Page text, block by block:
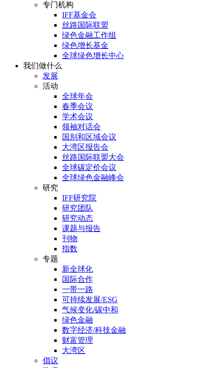
专门机构
IFF基金会
丝路国际联盟
绿色金融工作组
绿色增长基金
全球绿色增长中心
我们做什么
发展
活动
全球年会
春季会议
学术会议
领袖对话会
国别和区域会议
大湾区报告会
丝路国际联盟大会
全球碳定价会议
全球绿色金融峰会
研究
IFF研究院
研究团队
研究动态
课题与报告
刊物
指数
专题
新全球化
国际合作
一带一路
可持续发展/ESG
气候变化/碳中和
绿色金融
数字经济/科技金融
财富管理
大湾区
倡议